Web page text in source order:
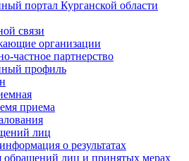
портал Курганской области
связи
организации
частное партнерство
профиль
приема
лиц
о результатах
обращений лиц и принятых мерах